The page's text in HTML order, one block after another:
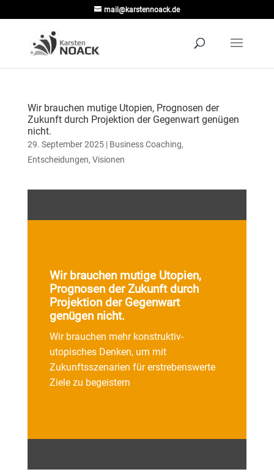
mail@karstennoack.de
Wir brauchen mutige Utopien, Prognosen der
Zukunft durch Projektion der Gegenwart genügen
nicht.
29. September 2025| Business Coaching,
Entscheidungen, Visionen
Wir brauchen mutige Utopien,
Prognosen der Zukunft durch
Projektion der Gegenwart
genügen nicht.
Wir brauchen mehr konstruktiv-
utopisches Denken, um mit
Zukunftsszenarien für erstrebenswerte
Ziele zu begeistern